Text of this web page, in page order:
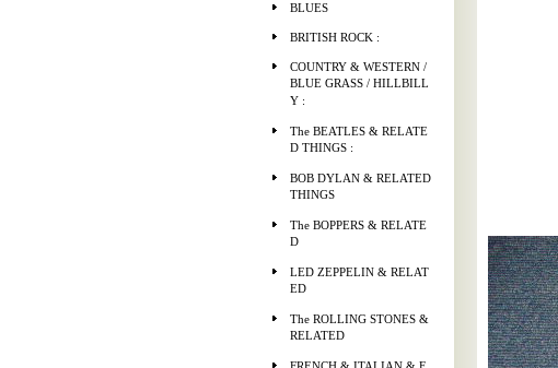
BLUES
BRITISH ROCK :
COUNTRY & WESTERN /
BLUE GRASS / HILLBILL
Y :
The BEATLES & RELATE
D THINGS :
BOB DYLAN & RELATED
THINGS
The BOPPERS & RELATE
D
LED ZEPPELIN & RELAT
ED
The ROLLING STONES &
RELATED